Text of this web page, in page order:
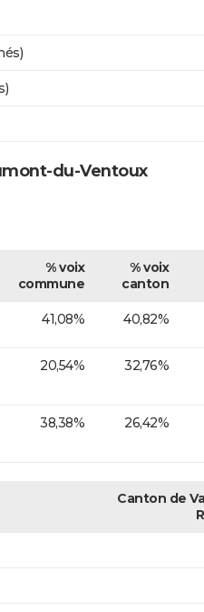
du-Ventoux
% voix
commune
% voix
canton
41,08% 40,82%
20,54% 32,76%
38,38% 26,42%
Canton de